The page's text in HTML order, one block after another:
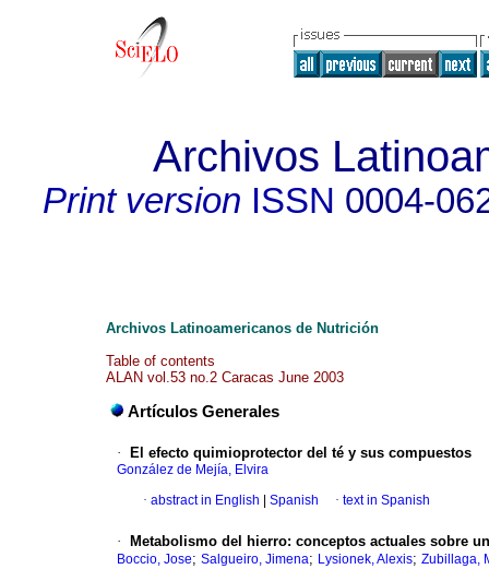
Archivos
Print version ISSN 0004-
Archivos Latinoamericanos de Nutrición
Table of contents
ALAN vol.53 no.2 Caracas June 2003
Artículos Generales
· El efecto quimioprotector del té y sus compuestos
González de Mejía, Elvira
· abstract in English Spanish · text in Spanish
· Metabolismo del hierro: conceptos actuales sobre
Boccio, Jose; Salgueiro, Jimena; Lysionek, Alexis; Zubillaga,